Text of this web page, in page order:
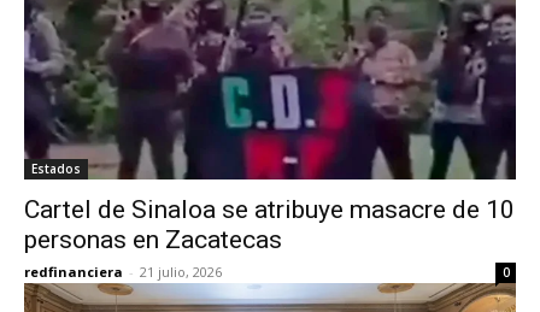
Estados
Cartel de Sinaloa se atribuye masacre de 10
personas en Zacatecas
redfinanciera - 21 julio, 2026 0